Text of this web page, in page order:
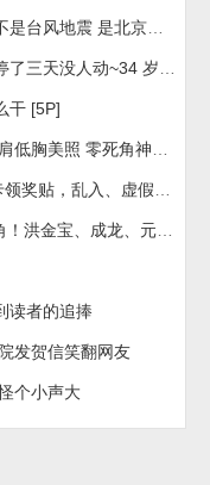
赖清德：台日最大威胁不是台风地震 是北京侵扰胁迫
干 [5P]
[资讯分享] 久违的铁三角！洪金宝、成龙、元彪最新合照
读者的追捧
发贺信笑翻网友
个小声大